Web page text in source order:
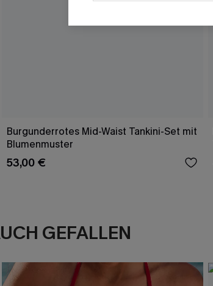
Burgunderrotes Mid-Waist Tankini-Set mit
Blumenmuster
53,00 €
GEFALLEN